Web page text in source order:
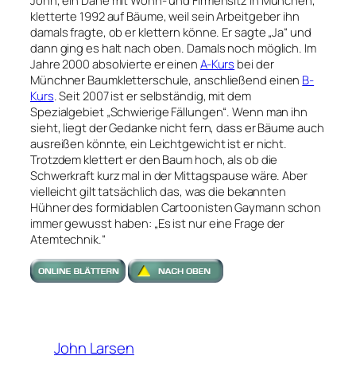
kletterte 1992 auf Bäume, weil sein Arbeitgeber ihn
damals fragte, ob er klettern könne. Er sagte „Ja“ und
dann ging es halt nach oben. Damals noch möglich. Im
Jahre 2000 absolvierte er einen A-Kurs bei der
Münchner Baumkletterschule, anschließend einen B-
Kurs. Seit 2007 ist er selbständig, mit dem
Spezialgebiet „Schwierige Fällungen“. Wenn man ihn
sieht, liegt der Gedanke nicht fern, dass er Bäume auch
ausreißen könnte, ein Leichtgewicht ist er nicht.
Trotzdem klettert er den Baum hoch, als ob die
Schwerkraft kurz mal in der Mittagspause wäre. Aber
vielleicht gilt tatsächlich das, was die bekannten
Hühner des formidablen Cartoonisten Gaymann schon
immer gewusst haben: „Es ist nur eine Frage der
Atemtechnik.“
John Larsen